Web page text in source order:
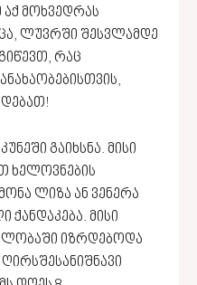
მოხვედრას
ლუვრში შესვლამდე
რაც
გაიხსნა. მისი
ხელოვნების
ლიზა ან ვენერა
მისი
იზრდებოდა